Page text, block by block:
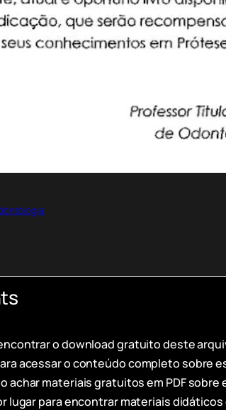
o download gratuito deste
acessar o conteúdo completo sobre
achar materiais gratuitos em PDF
lugar para encontrar materiais